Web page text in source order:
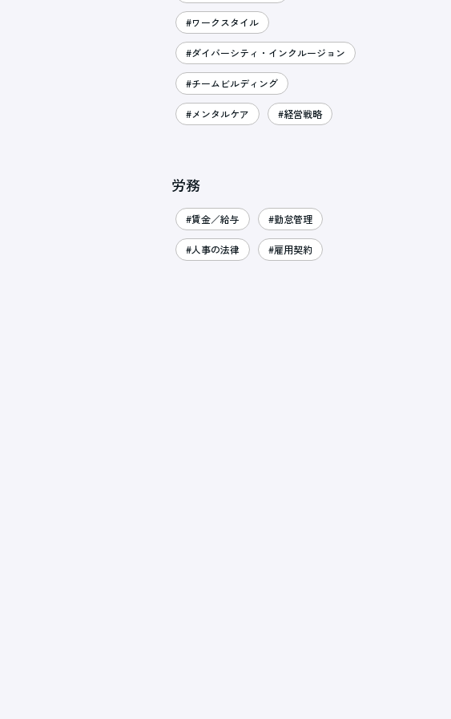
#ワークスタイル
#ダイバーシティ・インクルージョン
#チームビルディング
#メンタルケア #経営戦略
労務
#賃金／給与 #勤怠管理
#人事の法律 #雇用契約